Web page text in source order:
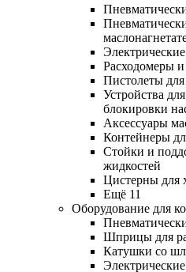
Расходомеры и
Пистолеты для
Устройства
блокировки
Аксессуары
Контейнеры
Стойки и
жидкостей
Цистерны для
Ещё 11
Оборудование для
Шприцы для
Катушки со